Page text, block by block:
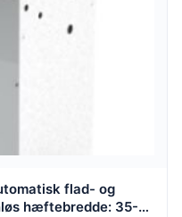
flad- og
hæftebredde: 35-